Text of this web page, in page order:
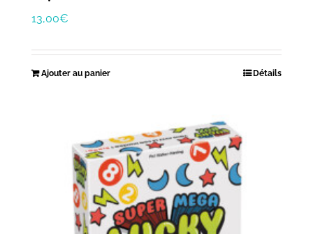
13,00€
Ajouter au panier Détails